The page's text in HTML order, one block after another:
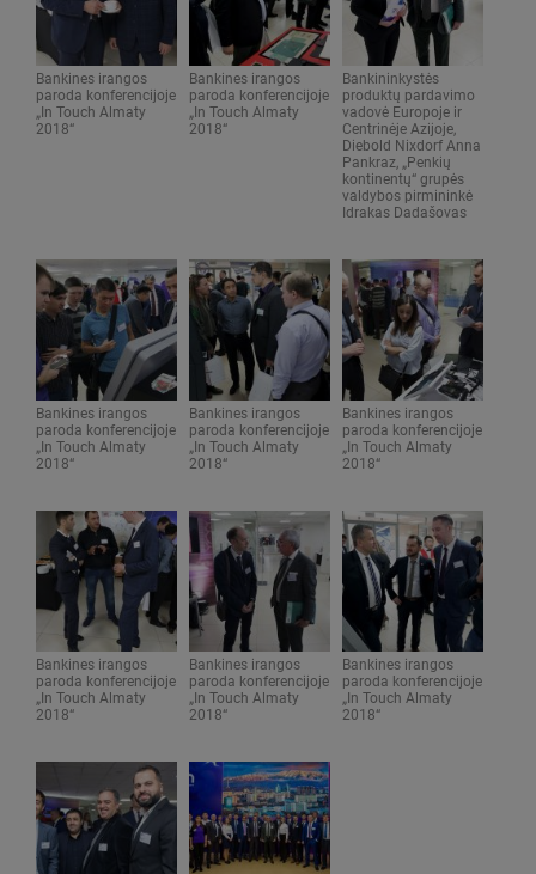
Bankines irangos
paroda konferencijoje
„In Touch Almaty
2018“
Bankines irangos
paroda konferencijoje
„In Touch Almaty
2018“
Bankininkystės
produktų pardavimo
vadovė Europoje ir
Centrinėje Azijoje,
Diebold Nixdorf Anna
Pankraz, „Penkių
kontinentų“ grupės
valdybos pirmininkė
Idrakas Dadašovas
Bankines irangos
paroda konferencijoje
„In Touch Almaty
2018“
Bankines irangos
paroda konferencijoje
„In Touch Almaty
2018“
Bankines irangos
paroda konferencijoje
„In Touch Almaty
2018“
Bankines irangos
paroda konferencijoje
„In Touch Almaty
2018“
Bankines irangos
paroda konferencijoje
„In Touch Almaty
2018“
Bankines irangos
paroda konferencijoje
„In Touch Almaty
2018“